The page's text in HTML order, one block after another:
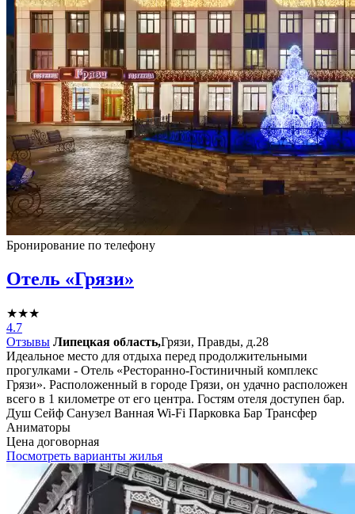
Бронирование по телефону
Отель «Грязи»
★★★
4.7
Отзывы Липецкая область,Грязи, Правды, д.28
Идеальное место для отдыха перед продолжительными
прогулками - Отель «Ресторанно-Гостиничный комплекс
Грязи». Расположенный в городе Грязи, он удачно расположен
всего в 1 километре от его центра. Гостям отеля доступен бар.
Душ Сейф Санузел Ванная Wi-Fi Парковка Бар Трансфер
Аниматоры
Цена договорная
Посмотреть варианты жилья